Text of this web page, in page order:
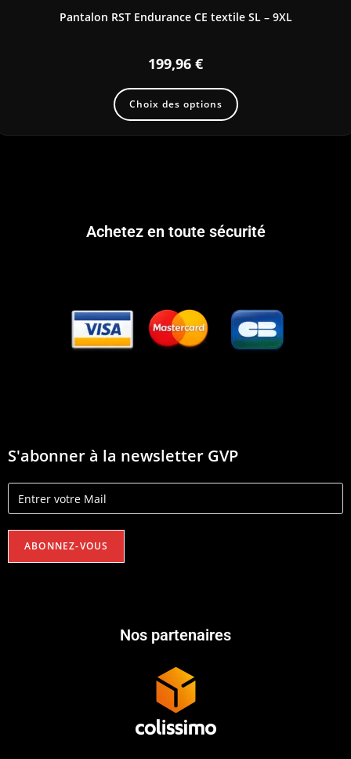
Pantalon RST Endurance CE textile SL – 9XL
199,96 €
Choix des options
Achetez en toute sécurité
S'abonner à la newsletter GVP
Nos partenaires